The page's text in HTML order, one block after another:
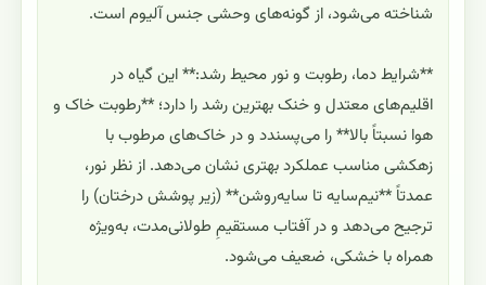
شناخته می‌شود، از گونه‌های وحشی جنس آلیوم است.
**شرایط دما، رطوبت و نور محیط رشد:** این گیاه در
اقلیم‌های معتدل و خنک بهترین رشد را دارد؛ **رطوبت خاک و
هوا نسبتاً بالا** را می‌پسندد و در خاک‌های مرطوب با
زهکشی مناسب عملکرد بهتری نشان می‌دهد. از نظر نور،
عمدتاً **نیم‌سایه تا سایه‌روشن** (زیر پوشش درختان) را
ترجیح می‌دهد و در آفتاب مستقیمِ طولانی‌مدت، به‌ویژه
همراه با خشکی، ضعیف می‌شود.